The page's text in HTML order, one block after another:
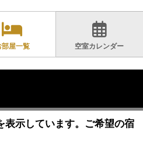
部屋一覧 空室カレンダー
表示しています。ご希望の宿